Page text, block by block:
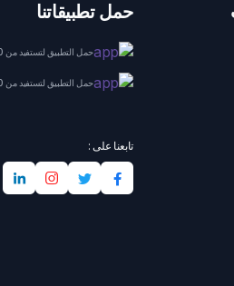
حمل تطبيقاتنا
حمل التطبيق لتستفيد من 20% تخفض
حمل التطبيق لتستفيد من 20% تخفض
تابعنا على :